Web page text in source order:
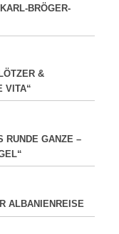
BRÖGER-
&
VITA“
RUNDE GANZE –
ALBANIENREISE